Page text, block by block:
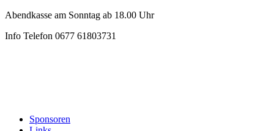
Abendkasse am Sonntag ab 18.00 Uhr
Info Telefon 0677 61803731
Sponsoren